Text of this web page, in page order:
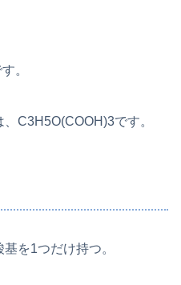
。
C3H5O(COOH)3です。
を1つだけ持つ。